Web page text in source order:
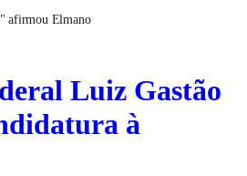
afirmou Elmano
Luiz Gastão
à